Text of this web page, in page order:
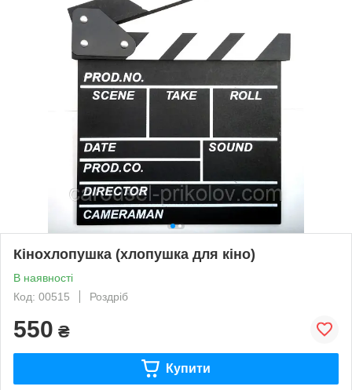
Кінохлопушка (хлопушка для кіно)
В наявності
Код: 00515
Роздріб
550 ₴
Купити